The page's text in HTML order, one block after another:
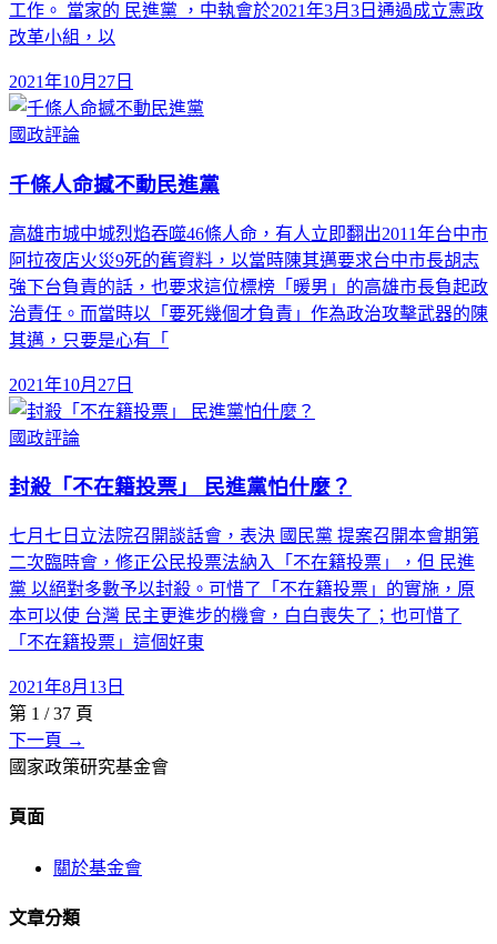
工作。 當家的 民進黨 ，中執會於2021年3月3日通過成立憲政
改革小組，以
2021年10月27日
國政評論
千條人命撼不動民進黨
高雄市城中城烈焰吞噬46條人命，有人立即翻出2011年台中市
阿拉夜店火災9死的舊資料，以當時陳其邁要求台中市長胡志
強下台負責的話，也要求這位標榜「暖男」的高雄市長負起政
治責任。而當時以「要死幾個才負責」作為政治攻擊武器的陳
其邁，只要是心有「
2021年10月27日
國政評論
封殺「不在籍投票」 民進黨怕什麼？
七月七日立法院召開談話會，表決 國民黨 提案召開本會期第
二次臨時會，修正公民投票法納入「不在籍投票」，但 民進
黨 以絕對多數予以封殺。可惜了「不在籍投票」的實施，原
本可以使 台灣 民主更進步的機會，白白喪失了；也可惜了
「不在籍投票」這個好東
2021年8月13日
第 1 /37 頁
下一頁 →
國家政策研究基金會
頁面
關於基金會
文章分類